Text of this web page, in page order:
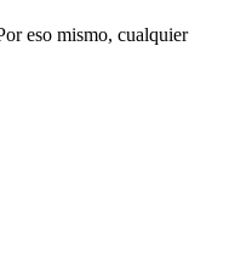
eso mismo, cualquier